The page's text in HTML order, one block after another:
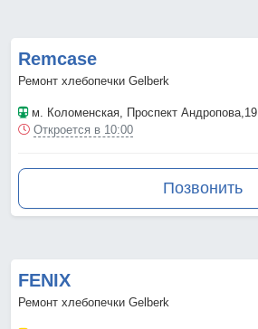
Remcase
Ремонт хлебопечки Gelberk
м. Коломенская, Проспект Андропова,19
Откроется в 10:00
Позвонить
FENIX
Ремонт хлебопечки Gelberk